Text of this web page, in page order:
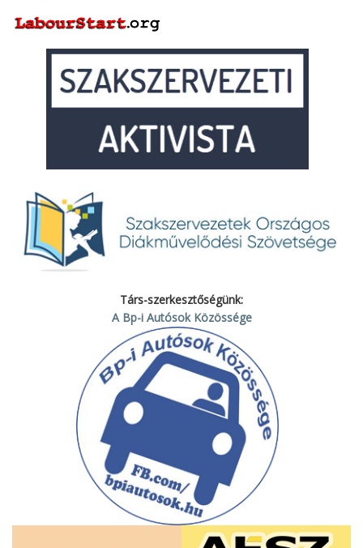
Társ-szerkesztőségünk:
A Bp-i Autósok Közössége